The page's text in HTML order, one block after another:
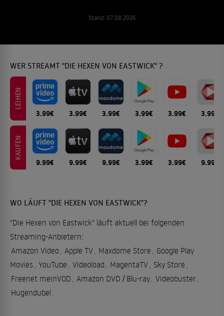
Stand: 07.08.2026
WER STREAMT "DIE HEXEN VON EASTWICK" ?
LEIHEN
3.99€ 3.99€ 3.99€ 3.99€ 3.99€ 3.99€
KAUFEN
9.99€ 9.99€ 9.99€ 3.99€ 3.99€ 9.99€
WO LÄUFT "DIE HEXEN VON EASTWICK"?
"Die Hexen von Eastwick" läuft aktuell bei folgenden
Streaming-Anbietern:
Amazon Video , Apple TV, Maxdome Store , Google Play
Movies, YouTube , Videoload , MagentaTV, Sky Store ,
Freenet meinVOD , Amazon DVD / Blu-ray, Videobuster,
Hugendubel .